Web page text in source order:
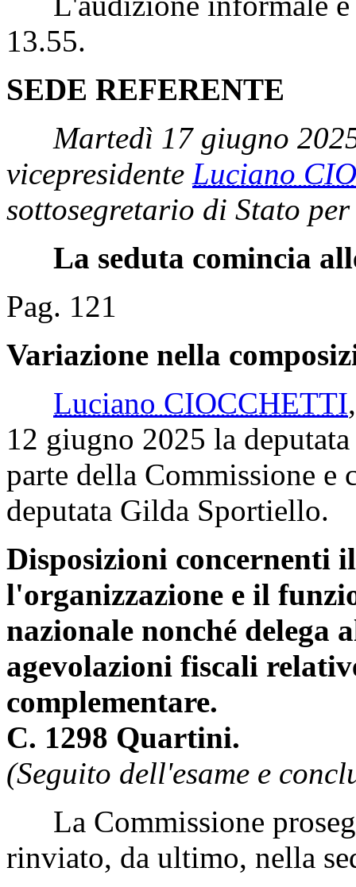
13.55.
SEDE REFERENTE
Martedì 17 giugno
vicepresidente Luciano
sottosegretario di Stato
La seduta comincia
Pag. 121
Variazione nella
Luciano CIOCCHETTI
12 giugno 2025 la
parte della Commissione e
deputata Gilda Sportiello.
Disposizioni concernenti
l'organizzazione e il
nazionale nonché
agevolazioni fiscali
complementare.
C. 1298 Quartini.
(Seguito dell'esame e
La Commissione
rinviato, da ultimo, nella